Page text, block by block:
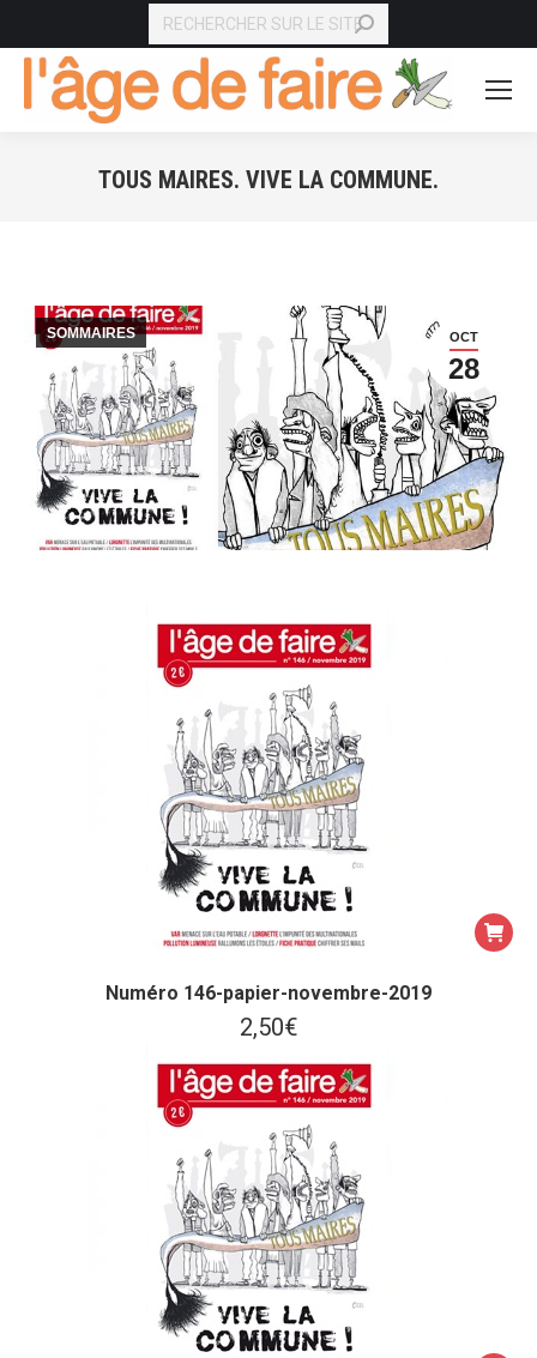
RECHERCHE
TOUS MAIRES. VIVE LA COMMUNE.
OCT
28
SOMMAIRES
Numéro 146-papier-novembre-2019
2,50€